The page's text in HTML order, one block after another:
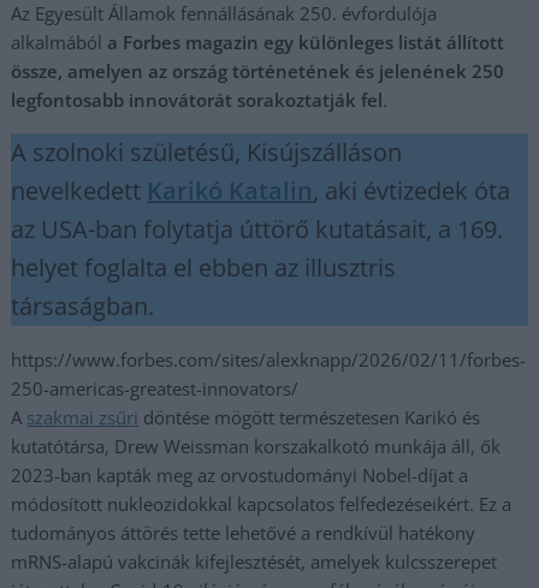
Az Egyesült Államok fennállásának 250. évfordulója
alkalmából a Forbes magazin egy különleges listát állított
össze, amelyen az ország történetének és jelenének 250
legfontosabb innovátorát sorakoztatják fel.
A szolnoki születésű, Kisújszálláson
nevelkedett Karikó Katalin, aki évtizedek óta
az USA-ban folytatja úttörő kutatásait, a 169.
helyet foglalta el ebben az illusztris
társaságban.
https://www.forbes.com/sites/alexknapp/2026/02/11/forbes-
250-americas-greatest-innovators/
A szakmai zsűri döntése mögött természetesen Karikó és
kutatótársa, Drew Weissman korszakalkotó munkája áll, ők
2023-ban kapták meg az orvostudományi Nobel-díjat a
módosított nukleozidokkal kapcsolatos felfedezéseikért. Ez a
tudományos áttörés tette lehetővé a rendkívül hatékony
mRNS-alapú vakcinák kifejlesztését, amelyek kulcsszerepet